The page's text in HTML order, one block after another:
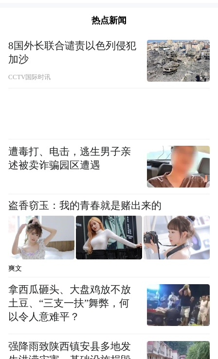
热点新闻
8国外长联合谴责以色列侵犯
加沙
CCTV国际时讯
遭毒打、电击，逃生男子亲
述被卖诈骗园区遭遇
盗香窃玉：我的青春就是赌出来的
爽文
拿西瓜砸头、大盘鸡放不放
土豆、“三支一扶”舞弊，何
以令人意难平？
强降雨致陕西镇安县多地发